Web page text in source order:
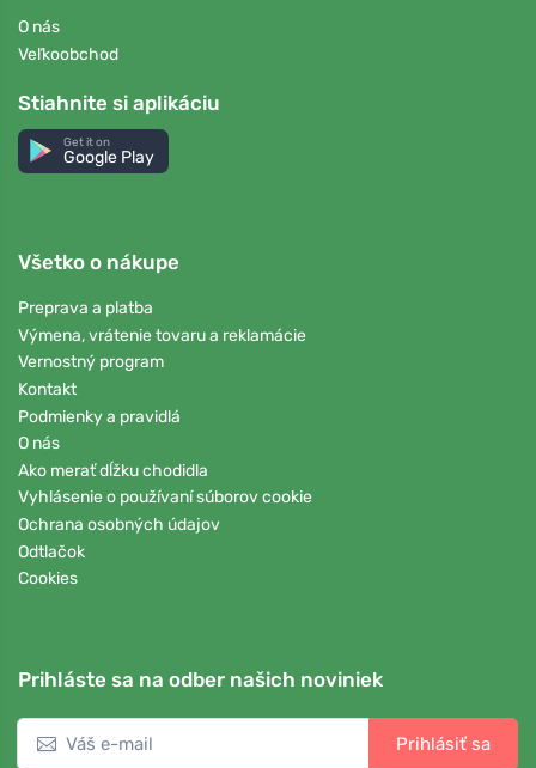
O nás
Veľkoobchod
Stiahnite si aplikáciu
Get it on
Google Play
Všetko o nákupe
Preprava a platba
Výmena, vrátenie tovaru a reklamácie
Vernostný program
Kontakt
Podmienky a pravidlá
O nás
Ako merať dĺžku chodidla
Vyhlásenie o používaní súborov cookie
Ochrana osobných údajov
Odtlačok
Cookies
Prihláste sa na odber našich noviniek
Prihlásiť sa